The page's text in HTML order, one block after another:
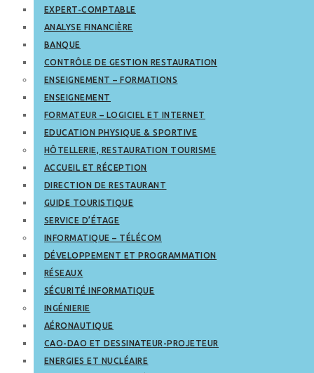
EXPERT-COMPTABLE
ANALYSE FINANCIÈRE
BANQUE
CONTRÔLE DE GESTION RESTAURATION
ENSEIGNEMENT – FORMATIONS
ENSEIGNEMENT
FORMATEUR – LOGICIEL ET INTERNET
EDUCATION PHYSIQUE & SPORTIVE
HÔTELLERIE, RESTAURATION TOURISME
ACCUEIL ET RÉCEPTION
DIRECTION DE RESTAURANT
GUIDE TOURISTIQUE
SERVICE D’ÉTAGE
INFORMATIQUE – TÉLÉCOM
DÉVELOPPEMENT ET PROGRAMMATION
RÉSEAUX
SÉCURITÉ INFORMATIQUE
INGÉNIERIE
AÉRONAUTIQUE
CAO-DAO ET DESSINATEUR-PROJETEUR
ENERGIES ET NUCLÉAIRE